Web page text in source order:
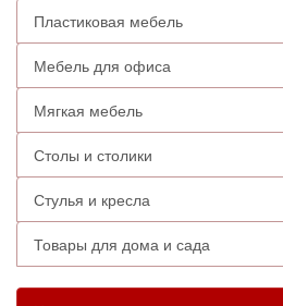
Пластиковая мебель
Мебель для офиса
Мягкая мебель
Столы и столики
Стулья и кресла
Товары для дома и сада